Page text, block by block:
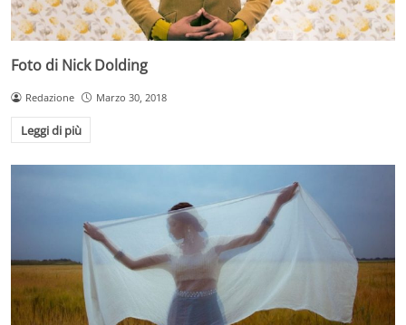
Foto di Nick Dolding
Redazione Marzo 30, 2018
Leggi di più